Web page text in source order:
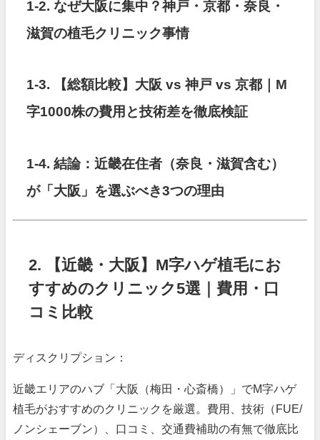
1-2. なぜ大阪に集中？神戸・京都・奈良・
滋賀の植毛クリニック事情
1-3. 【総額比較】大阪 vs 神戸 vs 京都｜M
字1000株の費用と技術差を徹底検証
1-4. 結論：近畿在住者（奈良・滋賀含む）
が「大阪」を選ぶべき3つの理由
2. 【近畿・大阪】M字ハゲ植毛にお
すすめのクリニック5選｜費用・口
コミ比較
ディスクリプション：
近畿エリアのハブ「大阪（梅田・心斎橋）」でM字ハゲ
植毛がおすすめのクリニックを厳選。費用、技術（FUE/
ノンシェーブン）、口コミ、交通費補助の有無で徹底比